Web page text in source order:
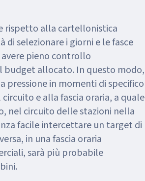
rispetto alla cartellonistica
selezionare i giorni e le fasce
avere pieno controllo
budget allocato. In questo modo,
pressione in momenti di specifico
e alla fascia oraria, a quale
nel circuito delle stazioni nella
facile intercettare un target di
in una fascia oraria
sarà più probabile